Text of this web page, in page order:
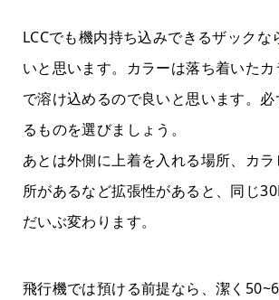
LCCでも機内持ち込みできるザックな
いと思います。カラーは落ち着いた
で溶け込めるので良いと思います。
るものを選びましょう。
あとは外側に上着を入れる場所、カ
所があるなど拡張性があると、同じ
だいぶ変わります。
飛行機では預ける前提なら、潔く